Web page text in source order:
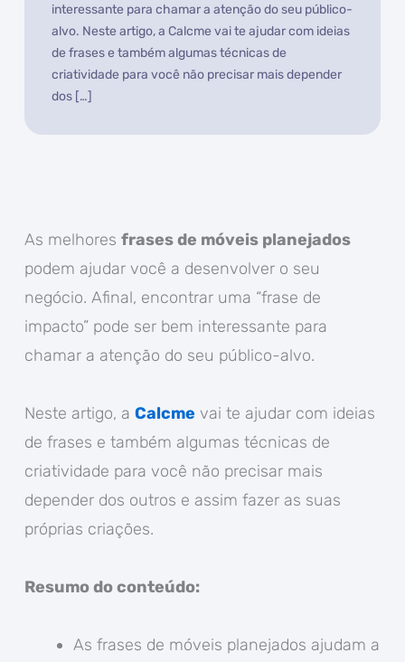
interessante para chamar a atenção do seu público-
alvo. Neste artigo, a Calcme vai te ajudar com ideias
de frases e também algumas técnicas de
criatividade para você não precisar mais depender
dos […]
As melhores frases de móveis planejados
podem ajudar você a desenvolver o seu
negócio. Afinal, encontrar uma “frase de
impacto” pode ser bem interessante para
chamar a atenção do seu público-alvo.
Neste artigo, a Calcme vai te ajudar com ideias
de frases e também algumas técnicas de
criatividade para você não precisar mais
depender dos outros e assim fazer as suas
próprias criações.
Resumo do conteúdo:
As frases de móveis planejados ajudam a